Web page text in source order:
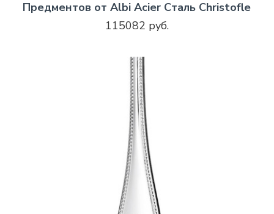
Предментов от Albi Acier Сталь Christofle
115082 руб.